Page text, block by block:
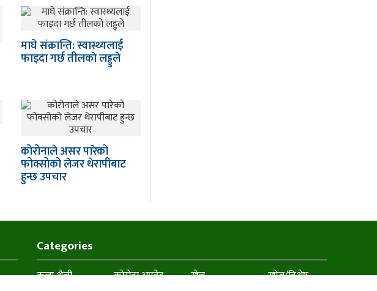
माघे संक्रान्ति: स्वास्थ्यलाई
फाइदा गर्छ तीलकाे लड्डुले
कोरोनाले असर पारेको
फोक्सोको लेजर थेरापीबाट
हुन्छ उपचार
Categories
कला शैली कोरोना अपडेट खेल
खोज/विशेष